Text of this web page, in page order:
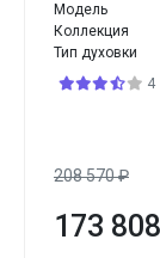
Модель
Коллекция
Тип духовки
4
208 570₽
173 808